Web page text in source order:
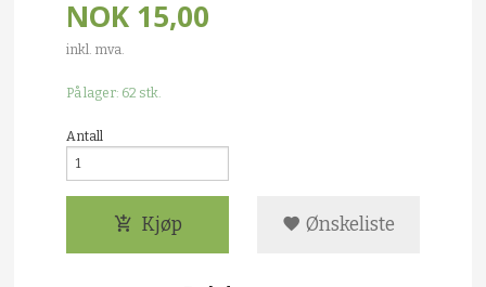
NOK 15,00
inkl. mva.
På lager: 62 stk.
Antall
Kjøp Ønskeliste